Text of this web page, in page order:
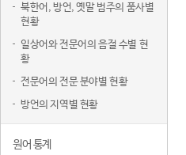
북한어, 방언, 옛말 범주의 품사별
현황
일상어와 전문어의 음절 수별 현
황
전문어의 전문 분야별 현황
방언의 지역별 현황
원어 통계